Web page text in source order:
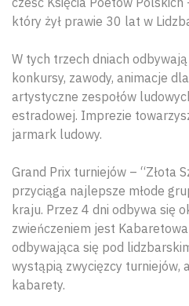
który żył prawie 30 lat w
W tych trzech dniach
konkursy, zawody, animacje
artystyczne zespołów
estradowej. Imprezie
jarmark ludowy.
Grand Prix turniejów – “Złota
przyciąga najlepsze młode
kraju. Przez 4 dni odbywa się
zwieńczeniem jest
odbywająca się pod
wystąpią zwycięzcy turniejów,
kabarety.